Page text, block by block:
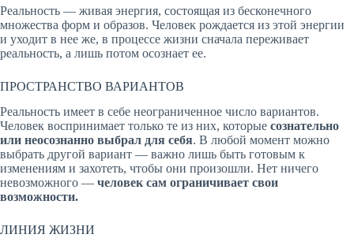
Реальность — живая энергия, состоящая из бесконечного
множества форм и образов. Человек рождается из этой энергии
и уходит в нее же, в процессе жизни сначала переживает
реальность, а лишь потом осознает ее.
ПРОСТРАНСТВО ВАРИАНТОВ
Реальность имеет в себе неограниченное число вариантов.
Человек воспринимает только те из них, которые сознательно
или неосознанно выбрал для себя. В любой момент можно
выбрать другой вариант — важно лишь быть готовым к
изменениям и захотеть, чтобы они произошли. Нет ничего
невозможного — человек сам ограничивает свои
возможности.
ЛИНИЯ ЖИЗНИ